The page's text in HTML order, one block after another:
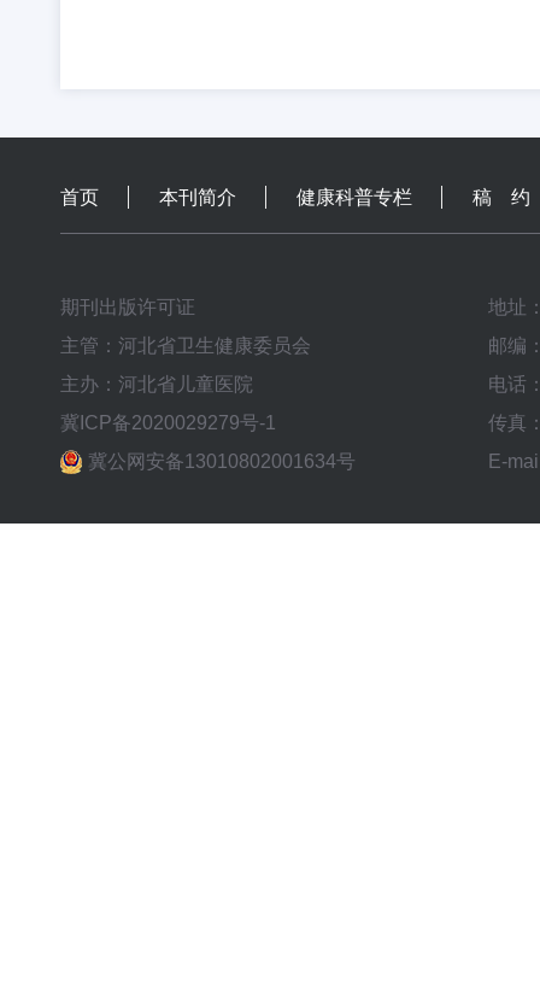
首页 本刊简介 健康科普专栏 稿 约
期刊出版许可证
主管：河北省卫生健康委员会
主办：河北省儿童医院
冀ICP备2020029279号-1
冀公网安备13010802001634号
地址
邮编
电话
传真
E-